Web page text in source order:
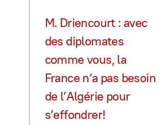
M. Driencourt : avec
des diplomates
comme vous, la
France n’a pas besoin
de l’Algérie pour
s’effondrer!